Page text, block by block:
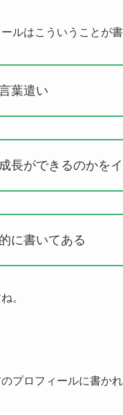
ルはこういうことが
葉遣い
長ができるのかを
に書いてある
。
プロフィールに書か